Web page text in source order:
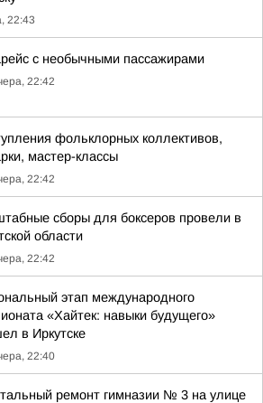
22:43
с необычными пассажирами
22:42
фольклорных коллективов,
мастер-классы
22:42
сборы для боксеров провели в
области
22:42
этап международного
«Хайтек: навыки будущего»
в Иркутске
22:40
ремонт гимназии № 3 на улице